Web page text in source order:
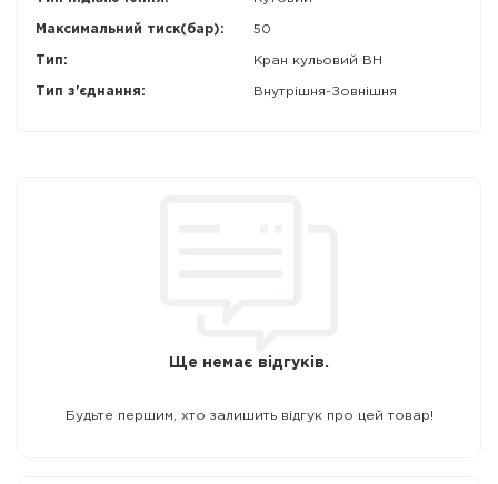
Максимальний тиск(бар): 50
Тип: Кран кульовий ВН
Тип з'єднання: Внутрішня-Зовнішня
Ще немає відгуків.
Будьте першим, хто залишить відгук про цей товар!